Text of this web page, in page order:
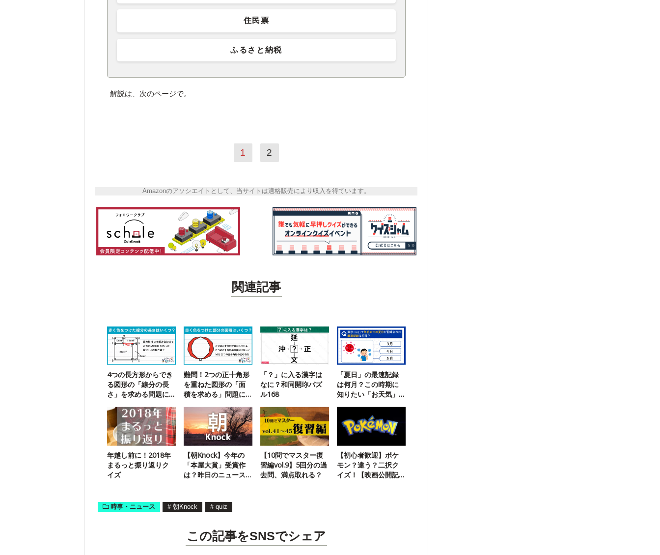
住民票
ふるさと納税
解説は、次のページで。
1 2
Amazonのアソシエイトとして、当サイトは適格販売により収入を得ています。
関連記事
4つの長方形からでき
る図形の「線分の長
さ」を求める問題に
難問！2つの正十角形
を重ねた図形の「面
積を求める」問題に
「？」に入る漢字は
なに？和同開珎パズ
ル168
「夏日」の最速記録
は何月？この時期に
知りたい「お天気」
年越し前に！2018年
まるっと振り返りク
イズ
【朝Knock】今年の
「本屋大賞」受賞作
は？昨日のニュース
【10問でマスター復
習編vol.9】5回分の過
去問、満点取れる？
【初心者歓迎】ポケ
モン？違う？二択ク
イズ！【映画公開記
時事・ニュース # 朝Knock # quiz
この記事をSNSでシェア